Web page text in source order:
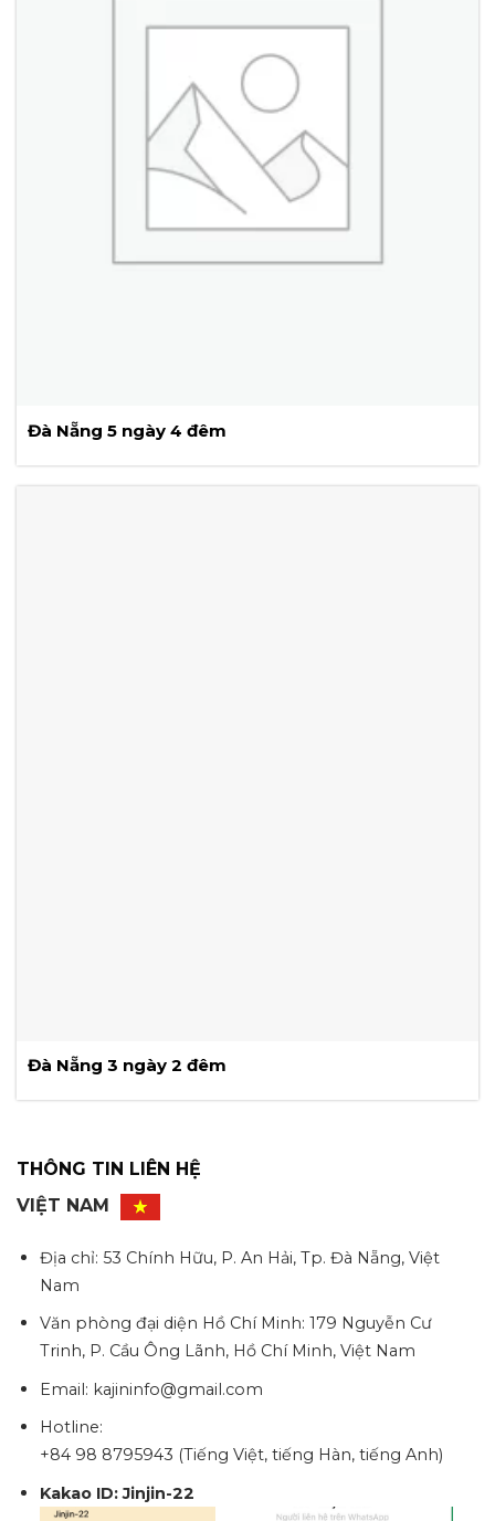
Đà Nẵng 5 ngày 4 đêm
Đà Nẵng 3 ngày 2 đêm
THÔNG TIN LIÊN HỆ
VIỆT NAM
Địa chỉ: 53 Chính Hữu, P. An Hải, Tp. Đà Nẵng, Việt
Nam
Văn phòng đại diện Hồ Chí Minh: 179 Nguyễn Cư
Trinh, P. Cầu Ông Lãnh, Hồ Chí Minh, Việt Nam
Email: kajininfo@gmail.com
Hotline:
+84 98 8795943 (Tiếng Việt, tiếng Hàn, tiếng Anh)
Kakao ID: Jinjin-22